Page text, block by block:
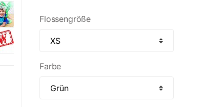
Flossengröße
Farbe